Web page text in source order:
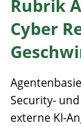
Rubrik
Cyber
Security-
externe KI-